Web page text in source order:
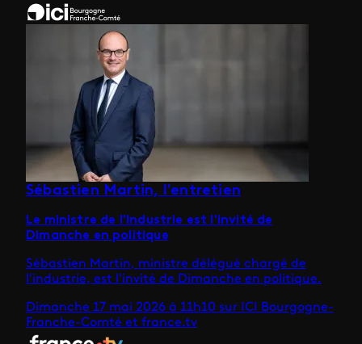
Sébastien Martin, l'entretien
Le ministre de l'Industrie est l'invité de
Dimanche en politique
Sébastien Martin, ministre délégué chargé de
l'industrie, est l'invité de Dimanche en politique.
Dimanche 17 mai 2026 à 11h10 sur ICI Bourgogne-
Franche-Comté et france.tv